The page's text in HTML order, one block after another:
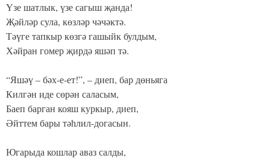
Үзе шатлык, үзе сагыш җанда!
Җәйләр сула, көзләр чәчәктә.
Тәүге тапкыр көзгә гашыйк булдым,
Хәйран гомер җирдә яшәп тә.
“Яшәү – бәх-е-ет!”, – диеп, бар дөньяга
Килгән иде сөрән саласым,
Баеп барган кояш куркыр, диеп,
Әйттем бары тәһлил-догасын.
Югарыда кошлар аваз салды,